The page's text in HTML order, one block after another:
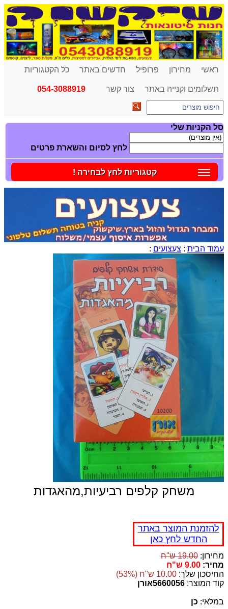
ראשי מחירון פרופיל חדשים באתר כל הקטגוריות
תשלומים וקנייה באתר צור קשר 054-3088919
סל הקניות שלי
לחץ לסיום והשארת פרטים
קטגוריות לחץ לבחירה !
עמוד הבית : צעצועים :
משחק קלפים רביעיות,מהאגדות
להזמנת המוצר באתר
החדש לחץ כאן
מחירון: 19.00 ש"ח
מחיר: 9.00 ש"ח
החיסכון שלך: 10.00 ש"ח (53%)
קוד המוצר: 5660056אורן
במלאי: כן